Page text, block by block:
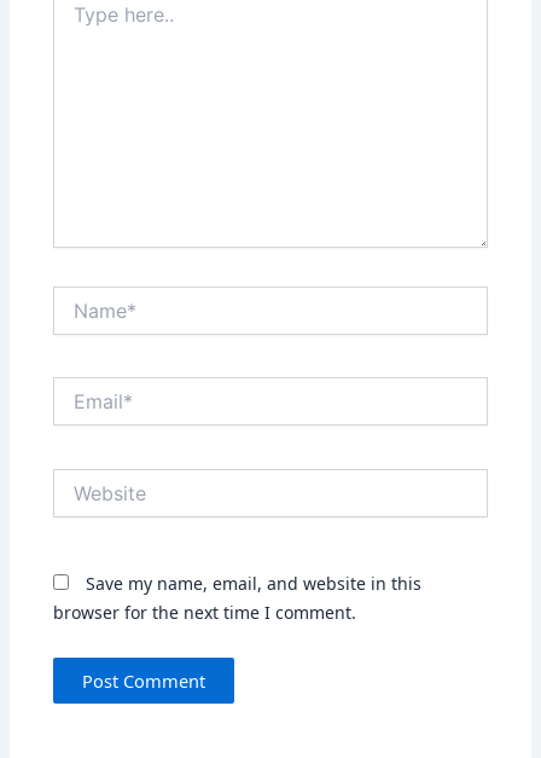
here..
Save my name, email, and website in this
browser for the next time I comment.